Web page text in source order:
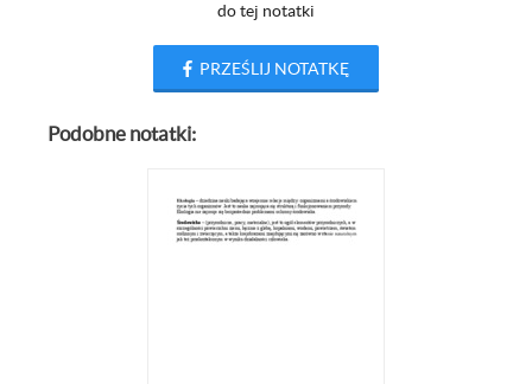
do tej notatki
PRZEŚLIJ NOTATKĘ
Podobne notatki: